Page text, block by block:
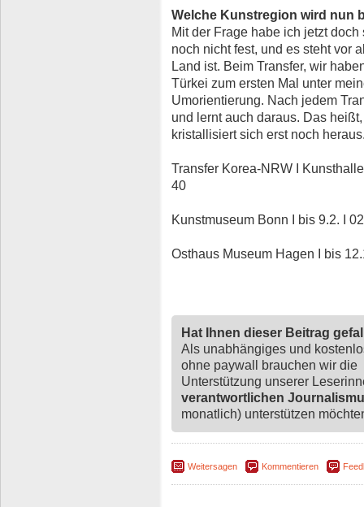
Welche Kunstregion wird nun
Mit der Frage habe ich jetzt
noch nicht fest, und es steht vor
Land ist. Beim Transfer, wir
Türkei zum ersten Mal unter
Umorientierung. Nach jedem
und lernt auch daraus. Das
kristallisiert sich erst noch
Transfer Korea-NRW I
40
Kunstmuseum Bonn I bis 9.2. I
Osthaus Museum Hagen I bis
Hat Ihnen dieser Beitrag
Als unabhängiges und
ohne paywall brauchen wir die
Unterstützung unserer
verantwortlichen
monatlich) unterstützen
Weitersagen Kommentieren